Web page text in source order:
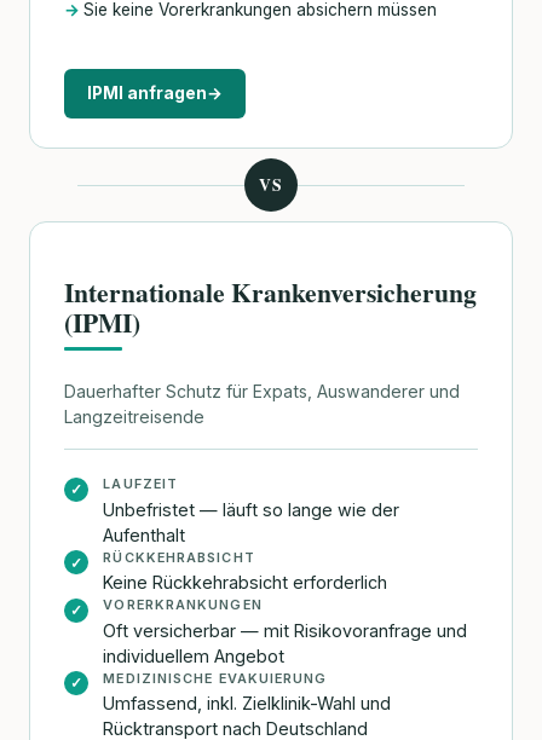
Sie keine Vorerkrankungen absichern müssen
IPMI anfragen→
VS
Internationale Krankenversicherung
(IPMI)
Dauerhafter Schutz für Expats, Auswanderer und
Langzeitreisende
✓ LAUFZEIT
Unbefristet — läuft so lange wie der
Aufenthalt
✓ RÜCKKEHRABSICHT
Keine Rückkehrabsicht erforderlich
✓ VORERKRANKUNGEN
Oft versicherbar — mit Risikovoranfrage und
individuellem Angebot
✓ MEDIZINISCHE EVAKUIERUNG
Umfassend, inkl. Zielklinik-Wahl und
Rücktransport nach Deutschland